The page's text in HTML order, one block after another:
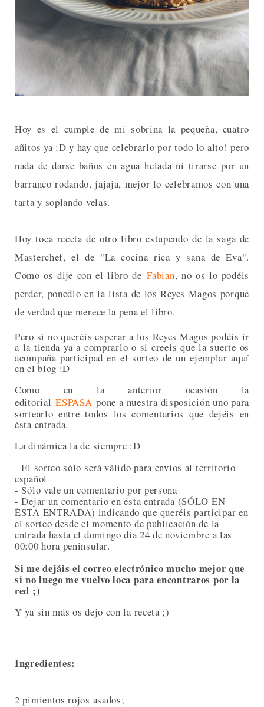
Hoy es el cumple de mi sobrina la pequeña, cuatro
añitos ya :D y hay que celebrarlo por todo lo alto! pero
nada de darse baños en agua helada ni tirarse por un
barranco rodando, jajaja, mejor lo celebramos con una
tarta y soplando velas.
Hoy toca receta de otro libro estupendo de la saga de
Masterchef, el de "La cocina rica y sana de Eva".
Como os dije con el libro deFabian, no os lo podéis
perder, ponedlo en la lista de los Reyes Magos porque
de verdad que merece la pena el libro.
Pero si no queréis esperar a los Reyes Magos podéis ir
a la tienda ya a comprarlo o si creeis que la suerte os
acompaña participad en el sorteo de un ejemplar aquí
en el blog :D
Como en la anterior ocasión la
editorialESPASA pone a nuestra disposición uno para
sortearlo entre todos los comentarios que dejéis en
ésta entrada.
La dinámica la de siempre :D
- El sorteo sólo será válido para envíos al territorio
español
- Sólo vale un comentario por persona
- Dejar un comentario en ésta entrada (SÓLO EN
ÉSTA ENTRADA) indicando que queréis participar en
el sorteo desde el momento de publicación de la
entrada hasta el domingo día 24 de noviembre a las
00:00 hora peninsular.
Si me dejáis el correo electrónico mucho mejor que
si no luego me vuelvo loca para encontraros por la
red ;)
Y ya sin más os dejo con la receta ;)
Ingredientes:
2 pimientos rojos asados;